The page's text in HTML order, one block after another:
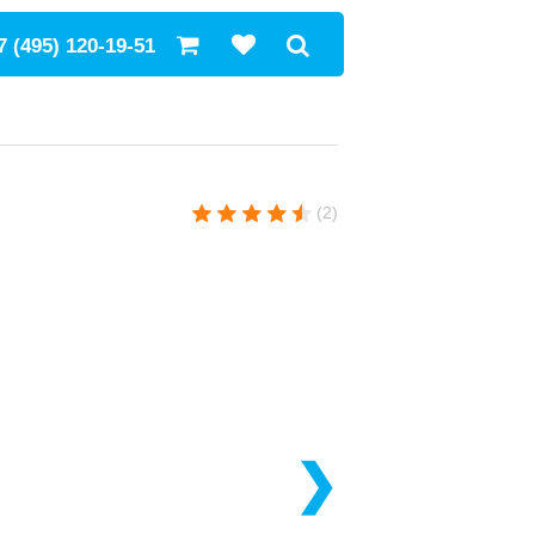
(495) 120-19-51
(2)
❯